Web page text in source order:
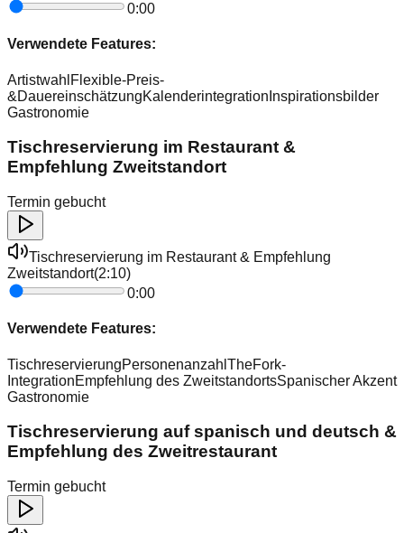
0:00
Verwendete Features:
Artistwahl Flexible-Preis-
&DauereinschätzungKalenderintegration Inspirationsbilder
Gastronomie
Tischreservierung im Restaurant &
Empfehlung Zweitstandort
Termin gebucht
Tischreservierung im Restaurant & Empfehlung
Zweitstandort(2:10)
0:00
Verwendete Features:
TischreservierungPersonenanzahl TheFork-
IntegrationEmpfehlung des ZweitstandortsSpanischer Akzent
Gastronomie
Tischreservierung auf spanisch und deutsch &
Empfehlung des Zweitrestaurant
Termin gebucht